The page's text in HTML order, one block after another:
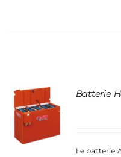
Batterie
Le batterie